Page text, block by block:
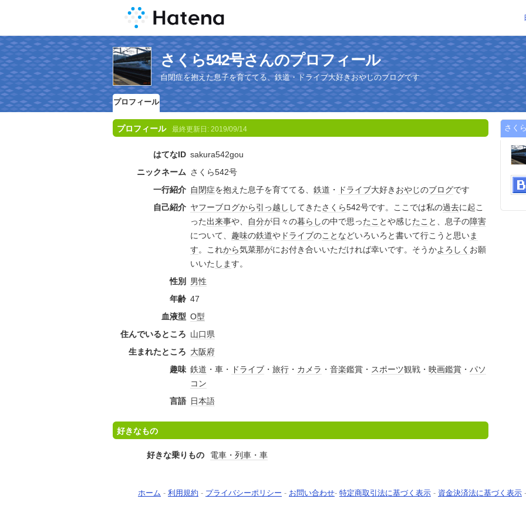
さくら542号さんのプロフィール
自閉症を抱えた息子を育ててる、鉄道・ドライブ大好きおやじのブログです
プロフィール
プロフィール 最終更新日: 2019/09/14
はてなID sakura542gou
ニックネーム さくら542号
一行紹介 自閉症を抱えた息子を育ててる、 鉄道 ・ ドライブ大好き おやじのブログです
自己紹介 ヤフーブログから引っ越し してきたさくら542号です。ここでは私の過去に起こ
った出来事や、 自分が日々の暮らしの中で思ったこ とや感じたこ と、息子の障害
について、 趣味の鉄道や ドライブのことなどいろいろと書いて行こうと思いま
す。これから気菜那がにお付き合いいただければ幸いです。そうかよろしく お願
いいた します。
性別
男性
年齢 47
血液型 O型
住んでいるところ 山口県
生まれたところ 大阪府
趣味 鉄道 ・車・ ドライブ ・ 旅行 ・ カメラ ・ 音楽鑑賞・ スポーツ観戦・ 映画鑑賞 ・ パソ
コン
言語 日本語
好きなもの
好きな乗りもの 電車・列車・車
さく
ホーム - 利用規約 - プライバシーポリシー - お問い合わせ- 特定商取引法に基づく表示 - 資金決済法に基づく表示 -